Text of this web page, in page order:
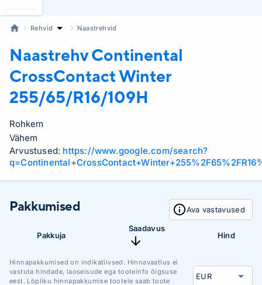
Rehvid Naastrehvid
Naastrehv Continental
CrossContact Winter
255/65/R16/109H
Rohkem
Vähem
Arvustused: https://www.google.com/search?
Pakkumised Ava vastavused
Pakkuja
Saadavus
Hind
Hinnapakkumised on indikatiivsed. Hinnavaatlus ei
vastuta hindade, laoseisude ega tooteinfo õigsuse
eest. Lõpliku hinnapakkumise tootele saab toote